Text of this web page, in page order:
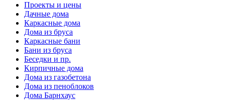
Проекты и цены
Дачные дома
Каркасные дома
Дома из бруса
Каркасные бани
Бани из бруса
Беседки и пр.
Кирпичные дома
Дома из газобетона
Дома из пеноблоков
Дома Барнхаус